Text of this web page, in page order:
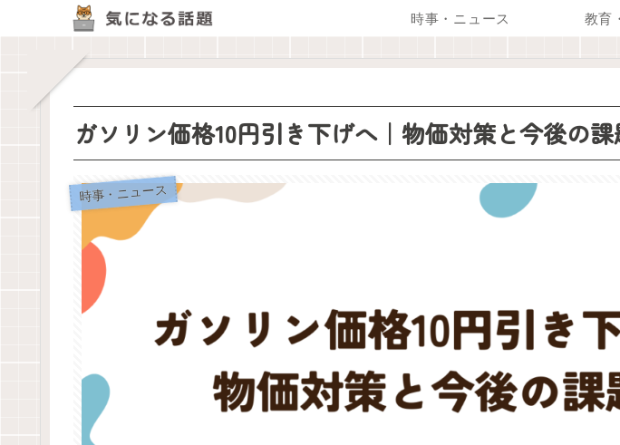
時事・ニュース 教育
ガソリン価格10円引き下げへ｜物価対策と今後の
時事・ニュース